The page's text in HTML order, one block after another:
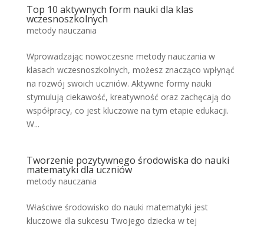
Top 10 aktywnych form nauki dla klas
wczesnoszkolnych
metody nauczania
Wprowadzając nowoczesne metody nauczania w
klasach wczesnoszkolnych, możesz znacząco wpłynąć
na rozwój swoich uczniów. Aktywne formy nauki
stymulują ciekawość, kreatywność oraz zachęcają do
współpracy, co jest kluczowe na tym etapie edukacji.
W...
Tworzenie pozytywnego środowiska do nauki
matematyki dla uczniów
metody nauczania
Właściwe środowisko do nauki matematyki jest
kluczowe dla sukcesu Twojego dziecka w tej